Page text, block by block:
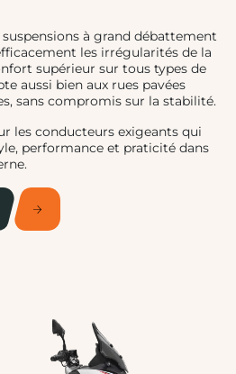
à grand débattement
les irrégularités de la
supérieur sur tous types de
aussi bien aux rues pavées
sans compromis sur la stabilité.
les conducteurs exigeants qui
performance et praticité dans